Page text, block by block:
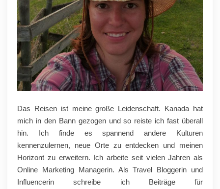
Das Reisen ist meine große Leidenschaft. Kanada hat
mich in den Bann gezogen und so reiste ich fast überall
hin. Ich finde es spannend andere Kulturen
kennenzulernen, neue Orte zu entdecken und meinen
Horizont zu erweitern. Ich arbeite seit vielen Jahren als
Online Marketing Managerin. Als Travel Bloggerin und
Influencerin schreibe ich Beiträge für